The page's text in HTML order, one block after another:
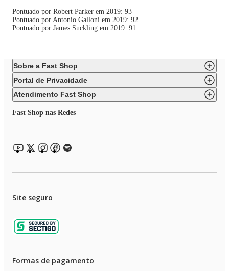
Pontuado por Robert Parker em 2019: 93
Pontuado por Antonio Galloni em 2019: 92
Pontuado por James Suckling em 2019: 91
Sobre a Fast Shop
Portal de Privacidade
Atendimento Fast Shop
Fast Shop nas Redes
Site seguro
Formas de pagamento